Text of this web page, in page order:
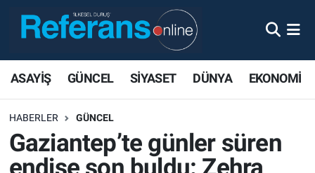
ASAYİŞ GÜNCEL SİYASET DÜNYA EKONOMİ
HABERLER GÜNCEL
Gaziantep’te günler süren